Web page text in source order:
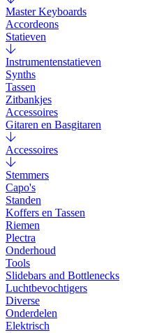
Master Keyboards
Accordeons
Statieven
Instrumentenstatieven
Synths
Tassen
Zitbankjes
Accessoires
Gitaren en Basgitaren
Accessoires
Stemmers
Capo's
Standen
Koffers en Tassen
Riemen
Plectra
Onderhoud
Tools
Slidebars and Bottlenecks
Luchtbevochtigers
Diverse
Onderdelen
Elektrisch